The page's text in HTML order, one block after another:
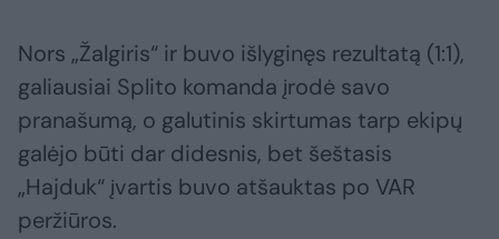
Nors „Žalgiris“ ir buvo išlyginęs rezultatą (1:1),
galiausiai Splito komanda įrodė savo
pranašumą, o galutinis skirtumas tarp ekipų
galėjo būti dar didesnis, bet šeštasis
„Hajduk“ įvartis buvo atšauktas po VAR
peržiūros.